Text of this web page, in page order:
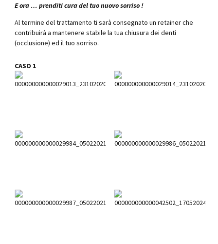
E ora … prenditi cura del tuo nuovo sorriso !
Al termine del trattamento ti sarà consegnato un retainer che
contribuirà a mantenere stabile la tua chiusura dei denti
(occlusione) ed il tuo sorriso.
CASO 1